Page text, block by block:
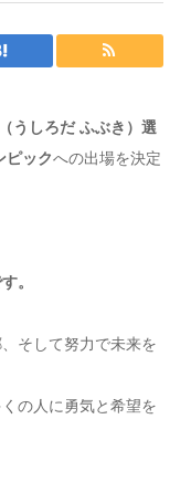
うしろだ ふぶき）選
ピックへの出場を決定
。
そして努力で未来を
の人に勇気と希望を